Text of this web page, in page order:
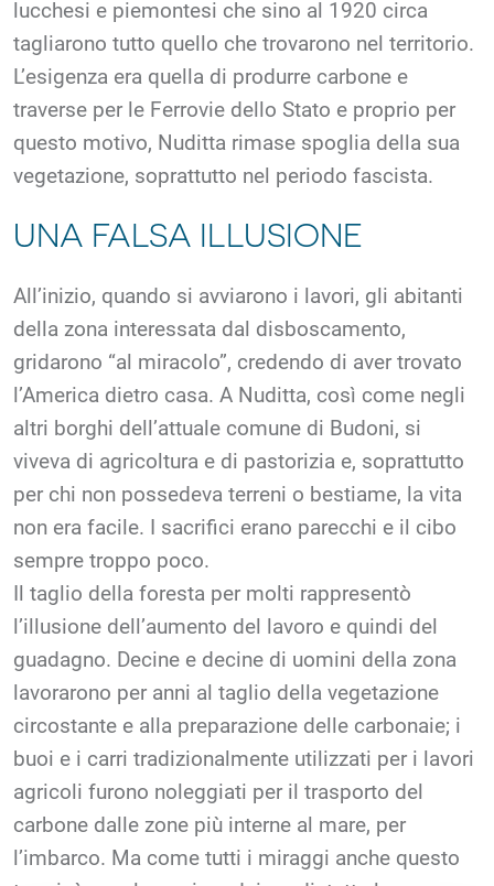
lucchesi e piemontesi che sino al 1920 circa
tagliarono tutto quello che trovarono nel territorio.
L’esigenza era quella di produrre carbone e
traverse per le Ferrovie dello Stato e proprio per
questo motivo, Nuditta rimase spoglia della sua
vegetazione, soprattutto nel periodo fascista.
UNA FALSA ILLUSIONE
All’inizio, quando si avviarono i lavori, gli abitanti
della zona interessata dal disboscamento,
gridarono “al miracolo”, credendo di aver trovato
l’America dietro casa. A Nuditta, così come negli
altri borghi dell’attuale comune di Budoni, si
viveva di agricoltura e di pastorizia e, soprattutto
per chi non possedeva terreni o bestiame, la vita
non era facile. I sacrifici erano parecchi e il cibo
sempre troppo poco.
Il taglio della foresta per molti rappresentò
l’illusione dell’aumento del lavoro e quindi del
guadagno. Decine e decine di uomini della zona
lavorarono per anni al taglio della vegetazione
circostante e alla preparazione delle carbonaie; i
buoi e i carri tradizionalmente utilizzati per i lavori
agricoli furono noleggiati per il trasporto del
carbone dalle zone più interne al mare, per
l’imbarco. Ma come tutti i miraggi anche questo